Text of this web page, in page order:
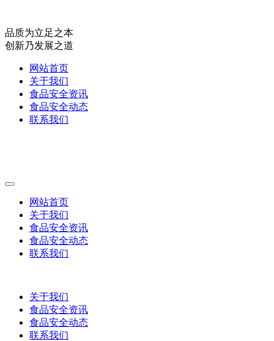
品质为立足之本
创新乃发展之道
网站首页
关于我们
食品安全资讯
食品安全动态
联系我们
网站首页
关于我们
食品安全资讯
食品安全动态
联系我们
关于我们
食品安全资讯
食品安全动态
联系我们